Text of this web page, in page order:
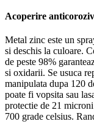
Acoperire
Metal zinc este un
si deschis la culoare.
de peste 98%
si oxidarii. Se usuca
manipulata dupa 120
poate fi vopsita sau
protectie de 21
700 grade celsius.